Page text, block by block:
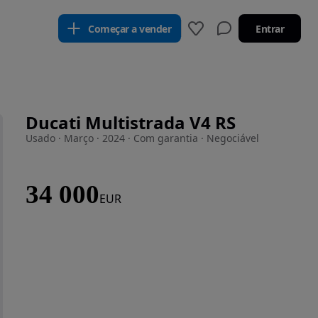
Começar a vender Entrar
Ducati Multistrada V4 RS
Usado · Março · 2024 · Com garantia · Negociável
34 000EUR